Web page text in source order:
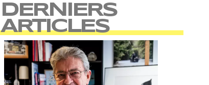
DERNIERS
ARTICLES